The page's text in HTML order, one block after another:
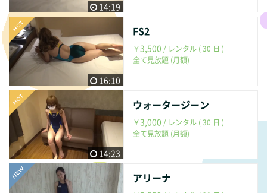
14:19
16:10
FS2
￥3,500 / レンタル ( 30 日 )
全て見放題 (月額)
14:23
ウォータージーン
￥3,000 / レンタル ( 30 日 )
全て見放題 (月額)
アリーナ